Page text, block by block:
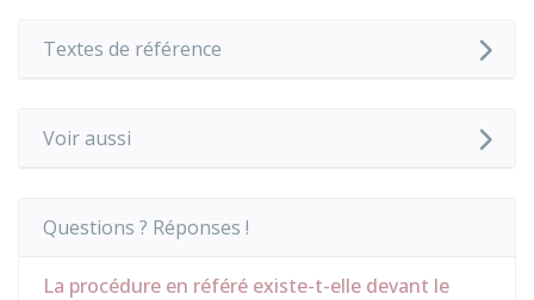
Textes de référence
Voir aussi
Questions ? Réponses !
La procédure en référé existe-t-elle devant le